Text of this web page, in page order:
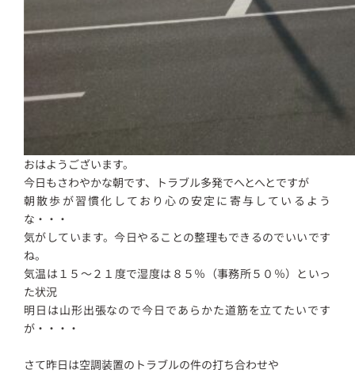
おはようございます。
今日もさわやかな朝です、トラブル多発でへとへとですが
朝散歩が習慣化しており心の安定に寄与しているよう
な・・・
気がしています。今日やることの整理もできるのでいいです
ね。
気温は１５～２１度で湿度は８５％（事務所５０％）といっ
た状況
明日は山形出張なので今日であらかた道筋を立てたいです
が・・・・
さて昨日は空調装置のトラブルの件の打ち合わせや